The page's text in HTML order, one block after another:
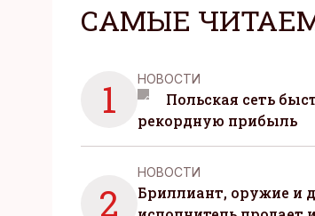
САМЫЕ
1 НОВОСТИ
Польская сеть
рекордную прибыль
2
НОВОСТИ
Бриллиант, оружие и